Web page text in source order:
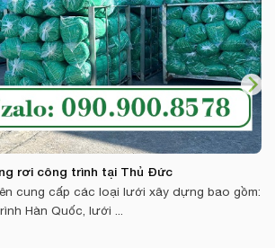
rơi công trình tại Thủ Đức
cung cấp các loại lưới xây dựng bao gồm:
Hàn Quốc, lưới ...